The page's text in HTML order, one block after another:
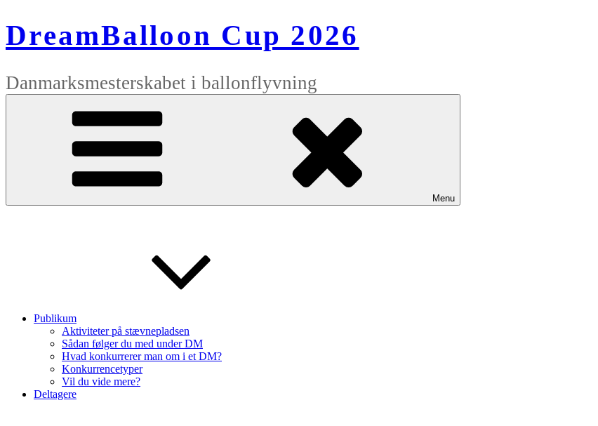
til
indhold
DreamBalloon Cup 2026
Danmarksmesterskabet i ballonflyvning
Menu
Publikum
Aktiviteter på stævnepladsen
Sådan følger du med under DM
Hvad konkurrerer man om i et DM?
Konkurrencetyper
Vil du vide mere?
Deltagere